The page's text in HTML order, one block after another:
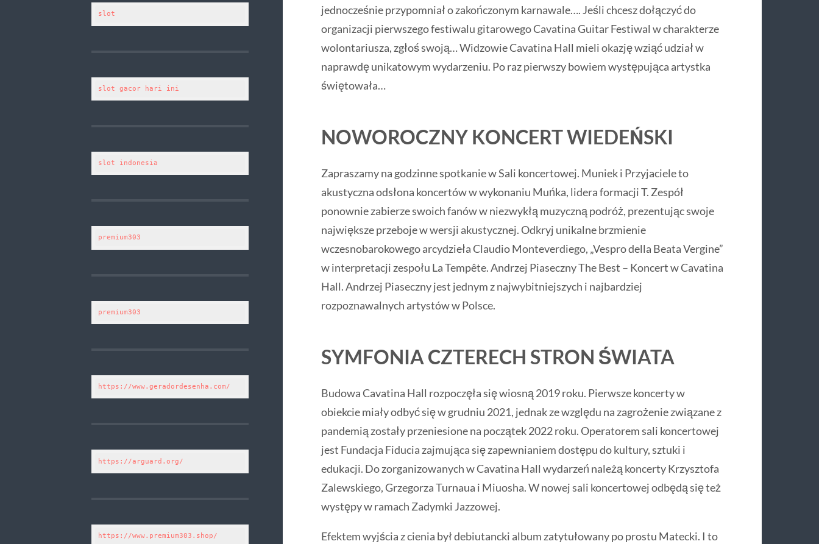
slot
slot gacor hari ini
slot indonesia
premium303
premium303
https://www.geradordesenha.com/
https://arguard.org/
https://www.premium303.shop/
jednocześnie przypomniał o zakończonym karnawale…. Jeśli chcesz dołączyć do
organizacji pierwszego festiwalu gitarowego Cavatina Guitar Festiwal w charakterze
wolontariusza, zgłoś swoją… Widzowie Cavatina Hall mieli okazję wziąć udział w
naprawdę unikatowym wydarzeniu. Po raz pierwszy bowiem występująca artystka
świętowała…
NOWOROCZNY KONCERT WIEDEŃSKI
Zapraszamy na godzinne spotkanie w Sali koncertowej. Muniek i Przyjaciele to
akustyczna odsłona koncertów w wykonaniu Muńka, lidera formacji T. Zespół
ponownie zabierze swoich fanów w niezwykłą muzyczną podróż, prezentując swoje
największe przeboje w wersji akustycznej. Odkryj unikalne brzmienie
wczesnobarokowego arcydzieła Claudio Monteverdiego, „Vespro della Beata Vergine”
w interpretacji zespołu La Tempête. Andrzej Piaseczny The Best – Koncert w Cavatina
Hall. Andrzej Piaseczny jest jednym z najwybitniejszych i najbardziej
rozpoznawalnych artystów w Polsce.
SYMFONIA CZTERECH STRON ŚWIATA
Budowa Cavatina Hall rozpoczęła się wiosną 2019 roku. Pierwsze koncerty w
obiekcie miały odbyć się w grudniu 2021, jednak ze względu na zagrożenie związane z
pandemią zostały przeniesione na początek 2022 roku. Operatorem sali koncertowej
jest Fundacja Fiducia zajmująca się zapewnianiem dostępu do kultury, sztuki i
edukacji. Do zorganizowanych w Cavatina Hall wydarzeń należą koncerty Krzysztofa
Zalewskiego, Grzegorza Turnaua i Miuosha. W nowej sali koncertowej odbędą się też
występy w ramach Zadymki Jazzowej.
Efektem wyjścia z cienia był debiutancki album zatytułowany po prostu Matecki. I to